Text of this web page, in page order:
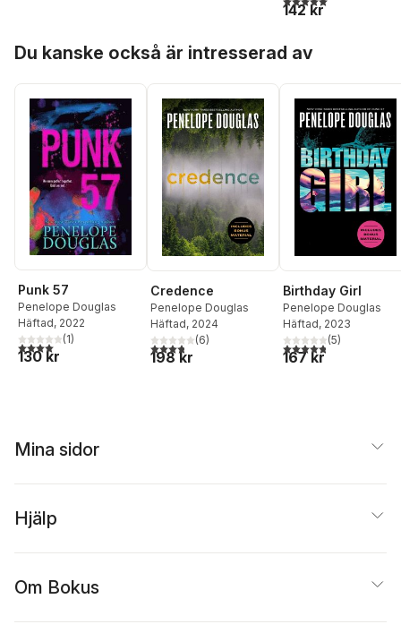
142 kr
Du kanske också är intresserad av
Punk 57
Penelope Douglas
Häftad, 2022
4,0utav 5 stjärnor. Totalt antal röster:
(1)
130 kr
Credence
Penelope Douglas
Häftad, 2024
3,8utav 5 stjärnor. Totalt antal röster:
(6)
198 kr
Birthday Girl
Penelope Douglas
Häftad, 2023
4,8utav 5 stjärnor.
(5)
167 kr
Mina sidor
Hjälp
Om Bokus